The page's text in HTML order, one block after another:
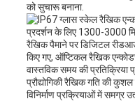
को सुचारू बनाना.
रैखिक पैमाने पर डिजिटल
किए गए, ऑप्टिकल रैखिक
वास्तविक समय की प्रतिक्रिया
प्रौद्योगिकी रैखिक गति की
विनिर्माण प्रक्रियाओं में समग्र